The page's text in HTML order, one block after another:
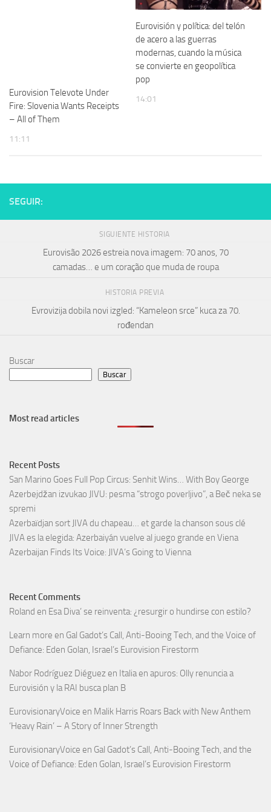
Eurovision Televote Under
Fire: Slovenia Wants Receipts
– All of Them
11:11
Eurovisión y política: del telón
de acero a las guerras
modernas, cuando la música
se convierte en geopolítica
pop
14:01
SEGUIR:
SIGUIENTE HISTORIA
Eurovisão 2026 estreia nova imagem: 70 anos, 70
camadas… e um coração que muda de roupa
HISTORIA PREVIA
Evrovizija dobila novi izgled: “Kameleon srce” kuca za 70.
rođendan
Buscar
Buscar
Most read articles
Recent Posts
San Marino Goes Full Pop Circus: Senhit Wins… With Boy George
Azerbejdžan izvukao JIVU: pesma “strogo poverljivo”, a Beč neka se
spremi
Azerbaïdjan sort JIVA du chapeau… et garde la chanson sous clé
JIVA es la elegida: Azerbaiyán vuelve al juego grande en Viena
Azerbaijan Finds Its Voice: JIVA’s Going to Vienna
Recent Comments
Roland en Esa Diva’ se reinventa: ¿resurgir o hundirse con estilo?
Learn more en Gal Gadot’s Call, Anti-Booing Tech, and the Voice of
Defiance: Eden Golan, Israel’s Eurovision Firestorm
Nabor Rodríguez Diéguez en Italia en apuros: Olly renuncia a
Eurovisión y la RAI busca plan B
EurovisionaryVoice en Malik Harris Roars Back with New Anthem
‘Heavy Rain’ – A Story of Inner Strength
EurovisionaryVoice en Gal Gadot’s Call, Anti-Booing Tech, and the
Voice of Defiance: Eden Golan, Israel’s Eurovision Firestorm